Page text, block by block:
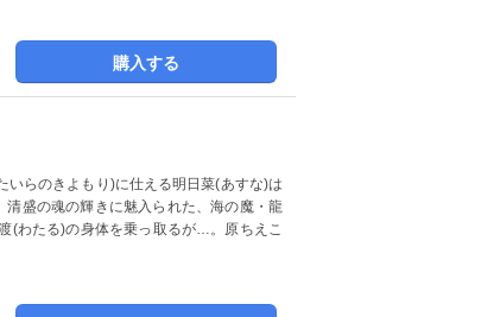
購入する
らのきよもり)に仕える明日菜(あすな)は
盛の魂の輝きに魅入られた、海の魔・龍
(わたる)の身体を乗っ取るが…。原ちえこ